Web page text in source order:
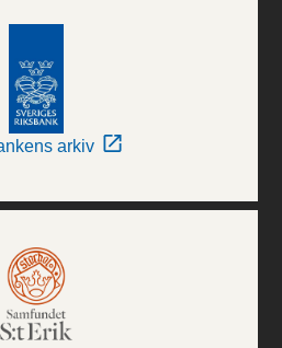
arkiv